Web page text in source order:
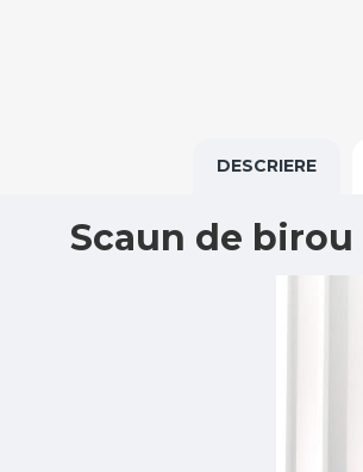
DESCRIERE
Scaun de birou